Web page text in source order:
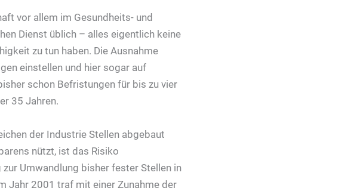
vor allem im Gesundheits- und
Dienst üblich – alles eigentlich keine
zu tun haben. Die Ausnahme
einstellen und hier sogar auf
schon Befristungen für bis zu vier
35 Jahren.
der Industrie Stellen abgebaut
nützt, ist das Risiko
Umwandlung bisher fester Stellen in
Jahr 2001 traf mit einer Zunahme der